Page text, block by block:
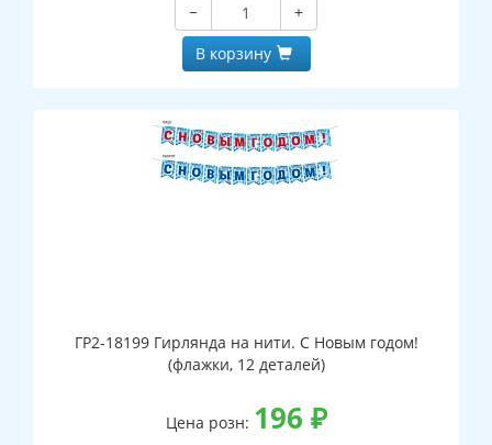
−
+
В корзину
ГР2-18199 Гирлянда на нити. С Новым годом!
(флажки, 12 деталей)
Цена розн: 196 ₽